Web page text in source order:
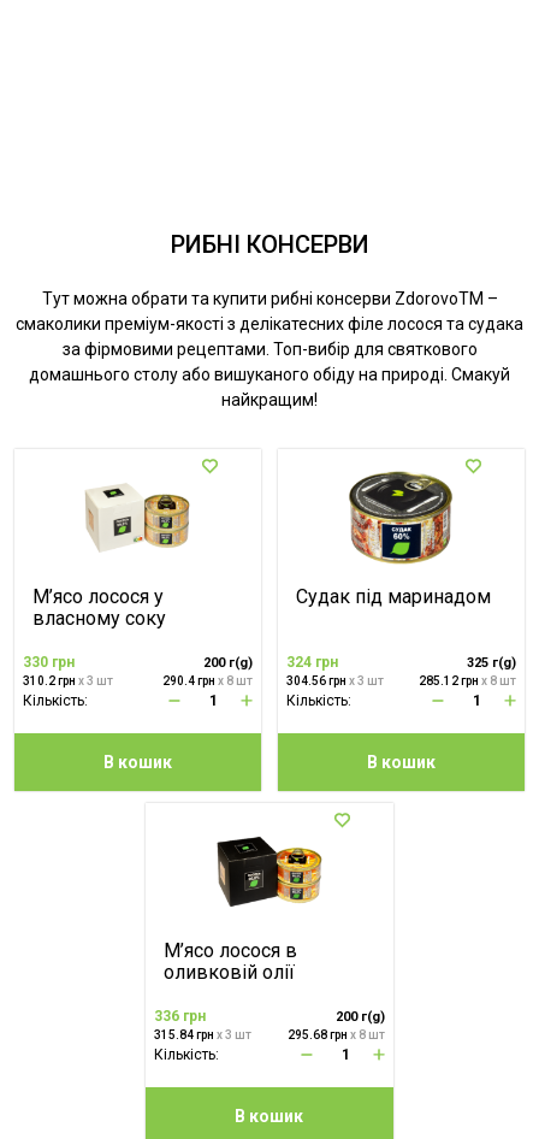
РИБНІ КОНСЕРВИ
Тут можна обрати та купити рибні консерви ZdorovoTM –
смаколики преміум-якості з делікатесних філе лосося та судака
за фірмовими рецептами. Топ-вибір для святкового
домашнього столу або вишуканого обіду на природі. Смакуй
найкращим!
М’ясо лосося у
власному соку
330 грн 200 г(g)
310.2 грн x 3 шт 290.4 грнx 8 шт
Кількість:
В кошик
Судак під маринадом
324 грн 325 г(g)
304.56 грн x 3 шт 285.12 грнx 8 шт
Кількість:
В кошик
М’ясо лосося в
оливковій олії
336 грн 200 г(g)
315.84 грнx 3 шт 295.68 грн x 8 шт
Кількість:
В кошик